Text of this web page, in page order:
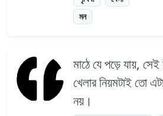
মন
মাঠে যে পড়ে যায়,
খেলার নিয়মটাই তো
নয়।